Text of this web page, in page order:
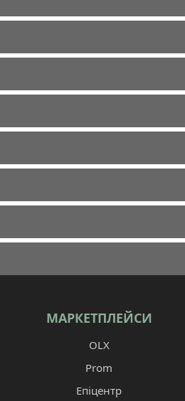
МАРКЕТПЛЕЙСИ
OLX
Prom
Епіцентр